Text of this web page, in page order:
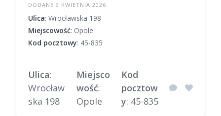
DODANE 9 KWIETNIA 2026
Ulica: Wrocławska 198
Miejscowość: Opole
Kod pocztowy: 45-835
Ulica:
Wrocław
ska 198
Miejsco
wość:
Opole
Kod
pocztow
y: 45-835